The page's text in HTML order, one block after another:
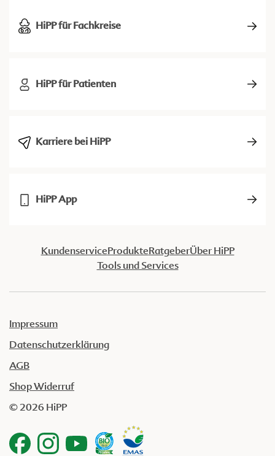
HiPP für Fachkreise
HiPP für Patienten
Karriere bei HiPP
HiPP App
KundenserviceProdukteRatgeberÜber HiPP
Tools und Services
Impressum
Datenschutzerklärung
AGB
Shop Widerruf
© 2026 HiPP